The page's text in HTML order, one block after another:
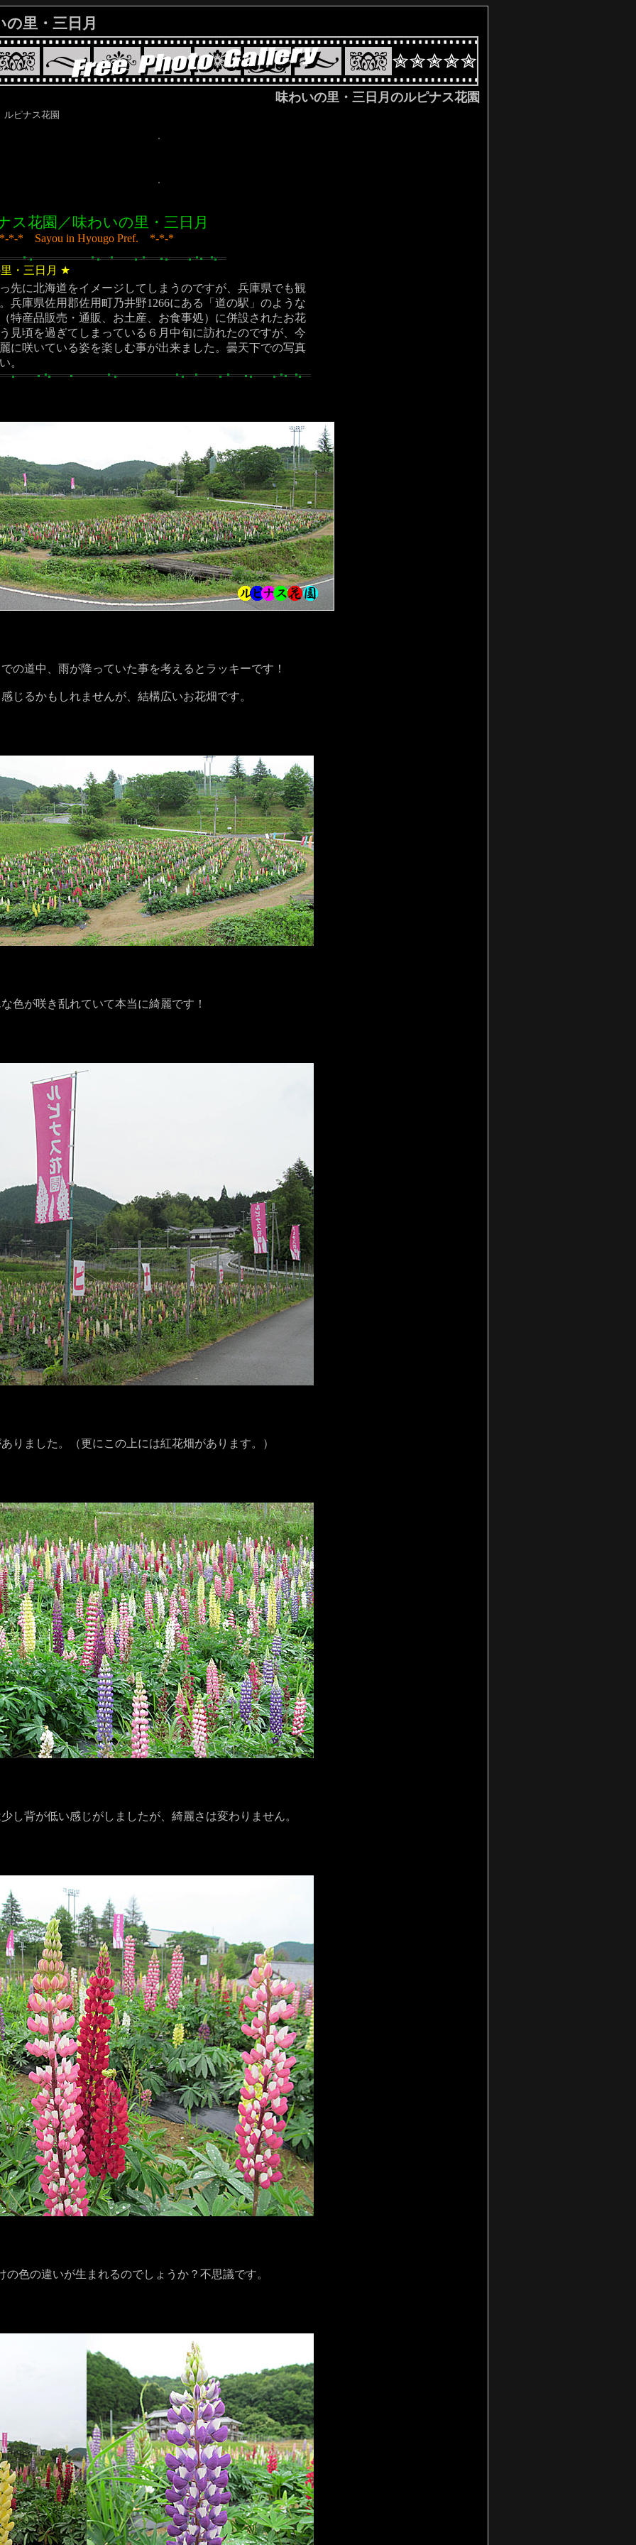
里・三日月
味わいの里・三日月のルピナス花園
ルピナス花園
ス花園／味わいの里・三日月
*-*-* Sayou in Hyougo Pref. *-*-*
・三日月 ★
に北海道をイメージしてしまうのですが、兵庫県でも観
兵庫県佐用郡佐用町乃井野1266にある「道の駅」のような
特産品販売・通販、お土産、お食事処）に併設されたお花
見頃を過ぎてしまっている６月中旬に訪れたのですが、今
に咲いている姿を楽しむ事が出来ました。曇天下での写真
。
の道中、雨が降っていた事を考えるとラッキーです！
じるかもしれませんが、結構広いお花畑です。
色が咲き乱れていて本当に綺麗です！
りました。（更にこの上には紅花畑があります。）
し背が低い感じがしましたが、綺麗さは変わりません。
の色の違いが生まれるのでしょうか？不思議です。